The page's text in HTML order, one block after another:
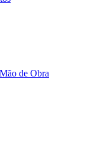
de Obra